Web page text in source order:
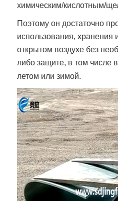
химическим/кислотным/
Поэтому он достаточно
использования, хранения
открытом воздухе без
либо защите, в том числе
летом или зимой.